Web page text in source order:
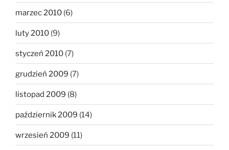
marzec 2010 (6)
luty 2010 (9)
styczeń 2010 (7)
grudzień 2009 (7)
listopad 2009 (8)
październik 2009 (14)
wrzesień 2009 (11)